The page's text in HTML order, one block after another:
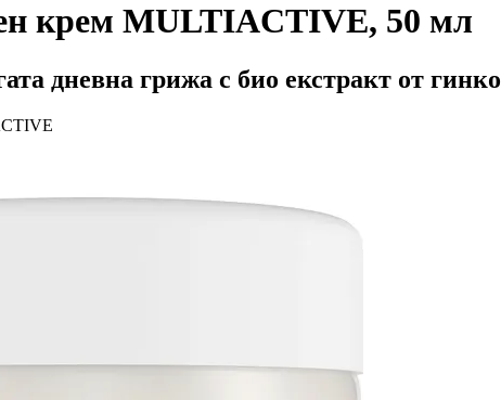
крем MULTIACTIVE, 50 мл
дневна грижа с био екстракт от гинко